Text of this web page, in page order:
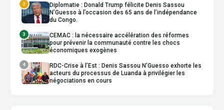
2
Diplomatie : Donald Trump félicite Denis Sassou
N’Guesso à l’occasion des 65 ans de l’indépendance
du Congo.
3
CEMAC : la nécessaire accélération des réformes
pour prévenir la communauté contre les chocs
économiques exogènes
4
RDC-Crise à l’Est : Denis Sassou N’Guesso exhorte les
acteurs du processus de Luanda à privilégier les
négociations en cours